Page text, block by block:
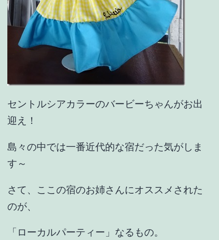
セントルシアカラーのバービーちゃんがお出
迎え！
島々の中では一番近代的な宿だった気がしま
す～
さて、ここの宿のお姉さんにオススメされた
のが、
「ローカルパーティー」なるもの。